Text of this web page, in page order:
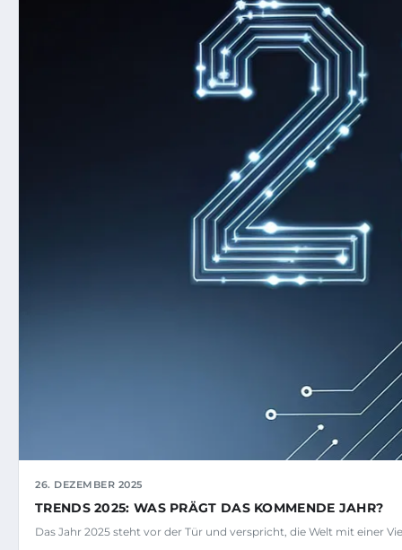
26. DEZEMBER 2025
TRENDS 2025: WAS PRÄGT DAS KOMMENDE JAHR?
Das Jahr 2025 steht vor der Tür und verspricht, die Welt mit einer